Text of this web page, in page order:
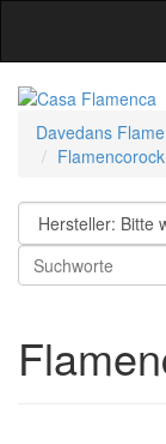
Davedans